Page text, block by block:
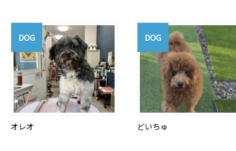
DOG
オレオ
DOG
どいちゅ